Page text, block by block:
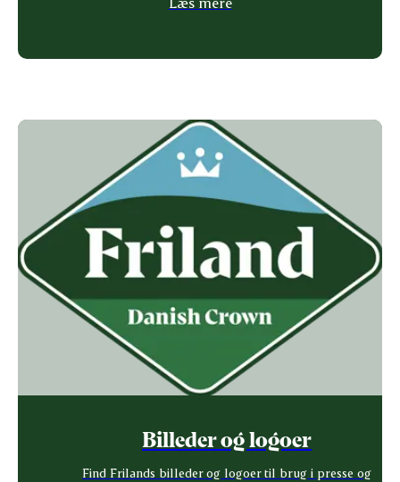
Billeder og logoer
Find Frilands billeder og logoer til brug i presse og